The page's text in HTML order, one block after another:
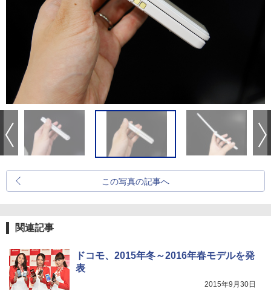
この写真の記事へ
関連記事
ドコモ、2015年冬～2016年春モデルを発
表
2015年9月30日